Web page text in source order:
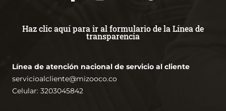
Haz clic aquí para ir al formulario de la Línea de
transparencia
Línea de atención nacional de servicio al cliente
servicioalcliente@mizooco.co
Celular: 3203045842